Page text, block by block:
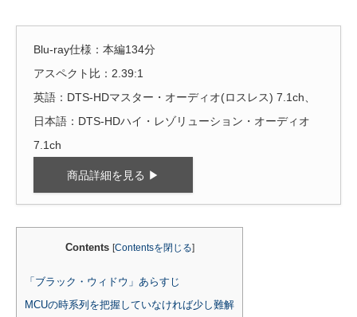
Blu-ray仕様：本編134分
アスペクト比：2.39:1
英語：DTS-HDマスター・オーディオ(ロスレス) 7.1ch、
日本語：DTS-HDハイ・レゾリューション・オーディオ
7.1ch
商品詳細を見る ▶
Contents [Contentsを閉じる]
「ブラック・ウィドウ」あらすじ
MCUの時系列を把握していなければ少し難解